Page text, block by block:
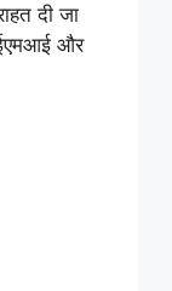
दी जा
और